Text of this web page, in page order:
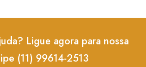
Ligue agora para nossa
(11) 99614-2513